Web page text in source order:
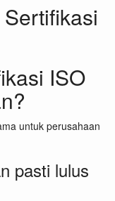
ISO
untuk perusahaan
pasti lulus